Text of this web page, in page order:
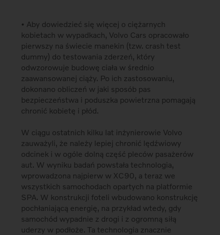
• Aby dowiedzieć się więcej o ciężarnych
kobietach w wypadkach, Volvo Cars opracowało
pierwszy na świecie manekin (tzw. crash test
dummy) do testowania zderzeń, który
odwzorowuje budowę ciała w średnio
zaawansowanej ciąży. Po ich zastosowaniu,
dokonano obliczeń w jaki sposób pas
bezpieczeństwa i poduszka powietrzna pomagają
chronić kobietę i płód.
W ciągu ostatnich kilku lat inżynierowie Volvo
zauważyli, że należy lepiej chronić lędźwiowy
odcinek i w ogóle dolną część pleców pasażerów
aut. W wyniku badań powstała technologia,
wprowadzona najpierw w XC90, a teraz we
wszystkich samochodach opartych na platformie
SPA. W konstrukcji foteli wbudowano konstrukcję
pochłaniającą energię, na przykład wtedy, gdy
samochód wypadnie z drogi i z ogromną siłą
uderzy w podłoże. Ta technologia znacznie